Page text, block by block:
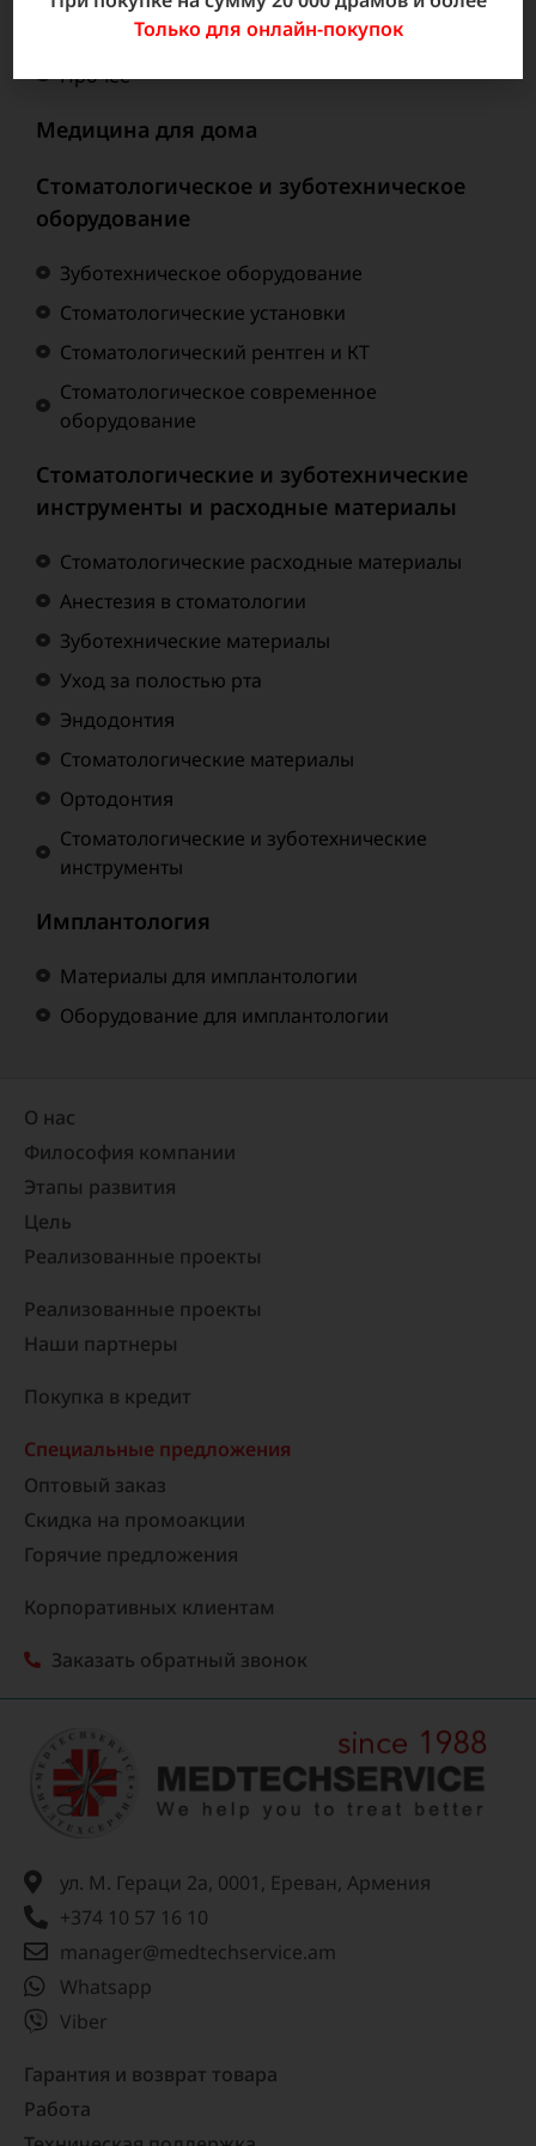
Мебель для операционной
Прочее
Медицина для дома
Стоматологическое и зуботехническое
оборудование
Зуботехническое оборудование
Стоматологические установки
Стоматологический рентген и КТ
Стоматологическое современное
оборудование
Стоматологические и зуботехнические
инструменты и расходные материалы
Стоматологические расходные материалы
Анестезия в стоматологии
Зуботехнические материалы
Уход за полостью рта
Эндодонтия
Стоматологические материалы
Ортодонтия
Стоматологические и зуботехнические
инструменты
Имплантология
Материалы для имплантологии
Оборудование для имплантологии
О нас
Философия компании
Этапы развития
Цель
Реализованные проекты​
Реализованные проекты
Наши партнеры
Покупка в кредит
Специальные предложения
Оптовый заказ
Скидка на промоакции
Горячие предложения
Корпоративных клиентам
Заказать обратный звонок
ул. М. Гераци 2а, 0001, Ереван, Армения
+374 10 57 16 10
manager@medtechservice.am
Whatsapp
Viber
Гарантия и возврат товара
Работа
Только для онлайн-покупок